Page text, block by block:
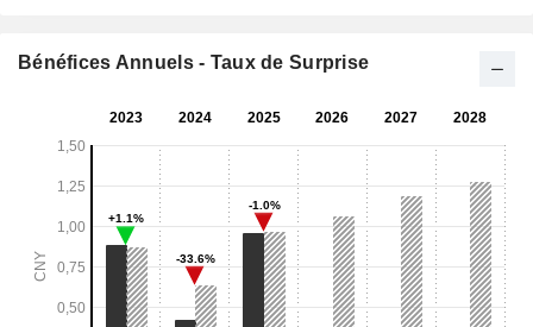
Bénéfices Annuels - Taux de Surprise